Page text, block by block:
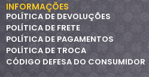
INFORMAÇÕES
POLÍTICA DE DEVOLUÇÕES
POLÍTICA DE FRETE
POLÍTICA DE PAGAMENTOS
POLÍTICA DE TROCA
CÓDIGO DEFESA DO CONSUMIDOR